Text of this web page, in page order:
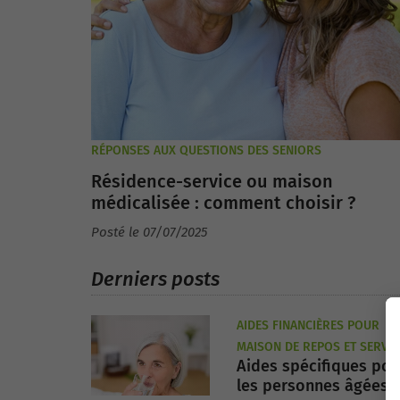
RÉPONSES AUX QUESTIONS DES SENIORS
Résidence-service ou maison
médicalisée : comment choisir ?
Posté le 07/07/2025
Derniers posts
AIDES FINANCIÈRES POUR
MAISON DE REPOS ET
AUX SENIORS
Aides spécifiques
les personnes âgées